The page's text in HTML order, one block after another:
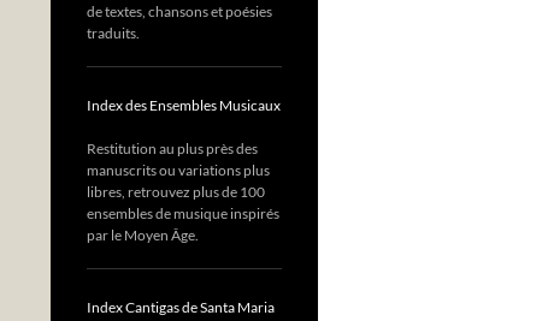
de textes, chansons et poésies
traduits.
Index des Ensembles Musicaux
Restitution au plus près des
manuscrits ou variations plus
libres, retrouvez plus de 100
ensembles de musique inspirés
par le Moyen Âge.
Index Cantigas de Santa Maria